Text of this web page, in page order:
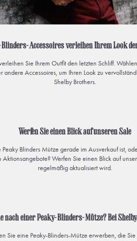
Accessoires verleihen Ihrem Look
Sie Ihrem Outfit den letzten Schliff.
andere Accessoires, um Ihren Look zu
Shelby Brothers.
Werfen Sie einen Blick auf unseren Sale
Blinders Mütze gerade im Ausverkauf ist,
Aktionsangebote? Werfen Sie einen Blick auf
regelmäßig aktualisiert wird.
nach einer Peaky-Blinders-Mütze? Bei
Sie eine Peaky-Blinders-Mütze erwerben, die